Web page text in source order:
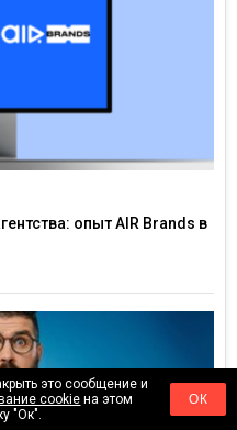
опыт AIR Brands в
это сообщение и
cookie на этом
"Ок".
ОК